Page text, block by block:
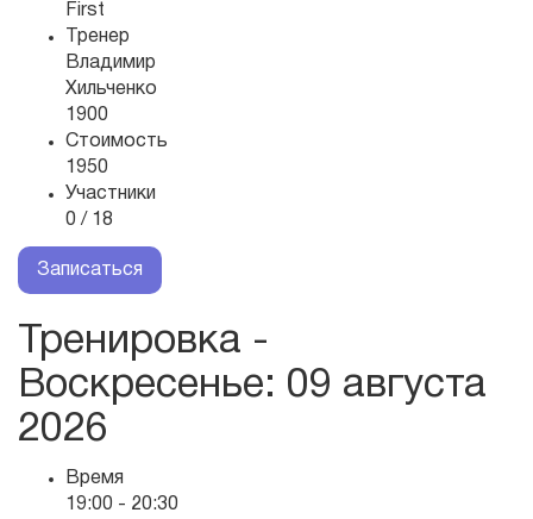
First
Тренер
Владимир
Хильченко
1900
Стоимость
1950
Участники
0 / 18
Записаться
Тренировка -
Воскресенье: 09 августа
2026
Время
19:00 - 20:30